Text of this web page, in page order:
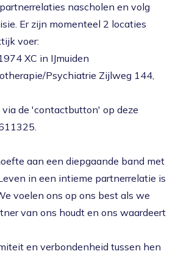
nascholen en volg
Er zijn momenteel 2 locaties
voer:
XC in IJmuiden
Psychiatrie Zijlweg 144,
de 'contactbutton' op deze
aan een diepgaande band met
in een intieme partnerrelatie is
voelen ons op ons best als we
van ons houdt en ons waardeert
en verbondenheid tussen hen